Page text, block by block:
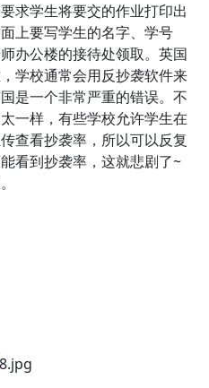
求学生将要交的作业打印出
上要写学生的名字、学号
办公楼的接待处领取。英国
学校通常会用反抄袭软件来
是一个非常严重的错误。不
一样，有些学校允许学生在
查看抄袭率，所以可以反复
看到抄袭率，这就悲剧了~